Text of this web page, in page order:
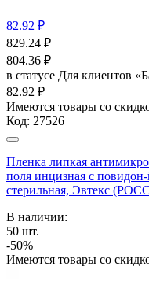
82.92 ₽
829.24 ₽
804.36 ₽
в статусе Для клиентов
82.92 ₽
Имеются товары со
Код: 27526
Пленка липкая
поля инцизная с
стерильная, Эвтекс
В наличии:
50 шт.
-50%
Имеются товары со